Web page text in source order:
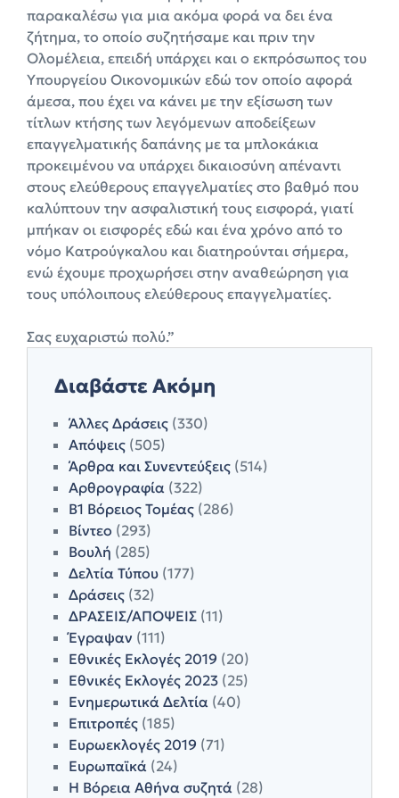
παρακαλέσω για μια ακόμα φορά να δει ένα
ζήτημα, το οποίο συζητήσαμε και πριν την
Ολομέλεια, επειδή υπάρχει και ο εκπρόσωπος του
Υπουργείου Οικονομικών εδώ τον οποίο αφορά
άμεσα, που έχει να κάνει με την εξίσωση των
τίτλων κτήσης των λεγόμενων αποδείξεων
επαγγελματικής δαπάνης με τα μπλοκάκια
προκειμένου να υπάρχει δικαιοσύνη απέναντι
στους ελεύθερους επαγγελματίες στο βαθμό που
καλύπτουν την ασφαλιστική τους εισφορά, γιατί
μπήκαν οι εισφορές εδώ και ένα χρόνο από το
νόμο Κατρούγκαλου και διατηρούνται σήμερα,
ενώ έχουμε προχωρήσει στην αναθεώρηση για
τους υπόλοιπους ελεύθερους επαγγελματίες.
Σας ευχαριστώ πολύ.”
Διαβάστε Ακόμη
Άλλες Δράσεις (330)
Απόψεις (505)
Άρθρα και Συνεντεύξεις (514)
Αρθρογραφία (322)
Β1 Βόρειος Τομέας (286)
Βίντεο (293)
Βουλή (285)
Δελτία Τύπου (177)
Δράσεις (32)
ΔΡΑΣΕΙΣ/ΑΠΟΨΕΙΣ (11)
Έγραψαν (111)
Εθνικές Εκλογές 2019 (20)
Εθνικές Εκλογές 2023 (25)
Ενημερωτικά Δελτία (40)
Επιτροπές (185)
Ευρωεκλογές 2019 (71)
Ευρωπαϊκά (24)
Η Βόρεια Αθήνα συζητά (28)